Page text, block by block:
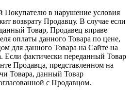
Покупателю в нарушение условия
возврату Продавцу. В случае если
Товар, Продавец вправе
оплаты данного Товара по цене,
для данного Товара на Сайте на
Если фактически переданный Товар
Продавца, представленном на
Товара, данный Товар
с Продавцом.